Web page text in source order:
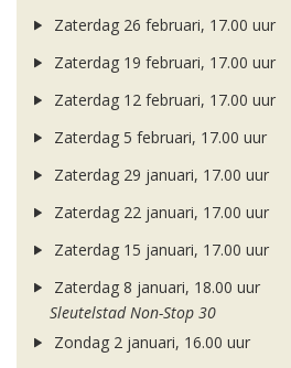
Zaterdag 26 februari, 17.00 uur
Zaterdag 19 februari, 17.00 uur
Zaterdag 12 februari, 17.00 uur
Zaterdag 5 februari, 17.00 uur
Zaterdag 29 januari, 17.00 uur
Zaterdag 22 januari, 17.00 uur
Zaterdag 15 januari, 17.00 uur
Zaterdag 8 januari, 18.00 uur
Sleutelstad Non-Stop 30
Zondag 2 januari, 16.00 uur